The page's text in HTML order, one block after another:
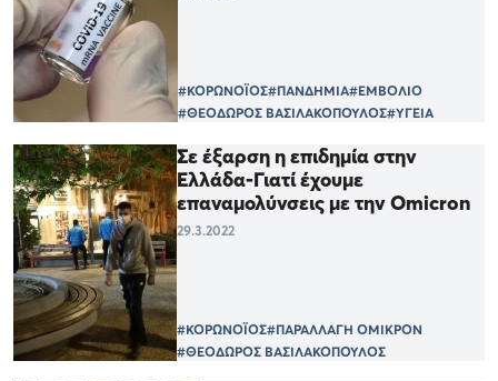
#ΚΟΡΩΝΟΪΟΣ#ΠΑΝΔΗΜΙΑ#ΕΜΒΟΛΙΟ
#ΘΕΟΔΩΡΟΣ ΒΑΣΙΛΑΚΟΠΟΥΛΟΣ#ΥΓΕΙΑ
Σε έξαρση η επιδημία στην
Ελλάδα-Γιατί έχουμε
επαναμολύνσεις με την Omicron
29.3.2022
#ΚΟΡΩΝΟΪΟΣ#ΠΑΡΑΛΛΑΓΗ ΟΜΙΚΡΟΝ
#ΘΕΟΔΩΡΟΣ ΒΑΣΙΛΑΚΟΠΟΥΛΟΣ